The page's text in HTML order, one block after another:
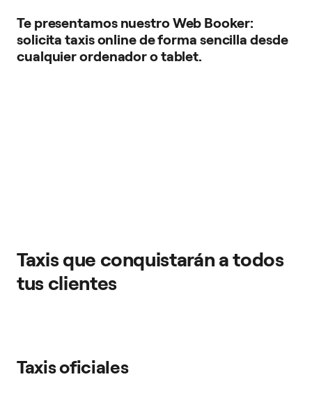
Te presentamos nuestro Web Booker:
solicita taxis online de forma sencilla desde
cualquier ordenador o tablet.
Taxis que conquistarán a todos
tus clientes
Taxis oficiales